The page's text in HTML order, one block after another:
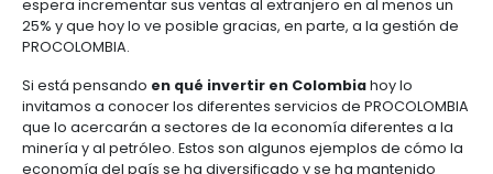
empleados.
Colombia SA) y se acreditó el 40% del mercado en
con un volumen estimado de 1,5 millones de
En el 2016, con la ayuda y la gestión de
compañía decidió hacer unainversión